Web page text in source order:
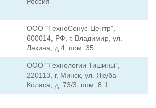
ООО "ТехноСонус-Центр",
600014, РФ, г. Владимир, ул.
Лакина, д.4, пом. 35
ООО "Технологии Тишины",
220113, г. Минск, ул. Якуба
Коласа, д. 73/3, пом. 8.1